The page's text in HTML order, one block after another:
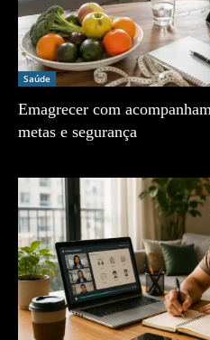
Saúde
Emagrecer com
metas e segurança